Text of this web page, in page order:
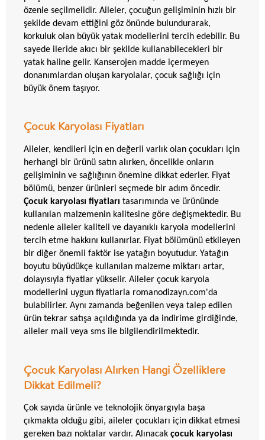
özenle seçilmelidir. Aileler, çocuğun gelişiminin hızlı bir
şekilde devam ettiğini göz önünde bulundurarak,
korkuluk olan büyük yatak modellerini tercih edebilir. Bu
sayede ileride akıcı bir şekilde kullanabilecekleri bir
yatak haline gelir. Kanserojen madde içermeyen
donanımlardan oluşan karyolalar, çocuk sağlığı için
büyük önem taşıyor.
Çocuk Karyolası Fiyatları
Aileler, kendileri için en değerli varlık olan çocukları için
herhangi bir ürünü satın alırken, öncelikle onların
gelişiminin ve sağlığının önemine dikkat ederler. Fiyat
bölümü, benzer ürünleri seçmede bir adım öncedir.
Çocuk karyolası fiyatları tasarımında ve ürününde
kullanılan malzemenin kalitesine göre değişmektedir. Bu
nedenle aileler kaliteli ve dayanıklı karyola modellerini
tercih etme hakkını kullanırlar. Fiyat bölümünü etkileyen
bir diğer önemli faktör ise yatağın boyutudur. Yatağın
boyutu büyüdükçe kullanılan malzeme miktarı artar,
dolayısıyla fiyatlar yükselir. Aileler çocuk karyola
modellerini uygun fiyatlarla romanodizayn.com'da
bulabilirler. Aynı zamanda beğenilen veya talep edilen
ürün tekrar satışa açıldığında ya da indirime girdiğinde,
aileler mail veya sms ile bilgilendirilmektedir.
Çocuk Karyolası Alırken Hangi Özelliklere
Dikkat Edilmeli?
Çok sayıda ürünle ve teknolojik önyargıyla başa
çıkmakta olduğu gibi, aileler çocukları için dikkat etmesi
gereken bazı noktalar vardır. Alınacak çocuk karyolası